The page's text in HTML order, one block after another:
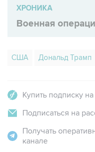
ХРОНИКА
Военная
США Дональд Трамп
Купить подписку
Подписаться на
Получать
канале